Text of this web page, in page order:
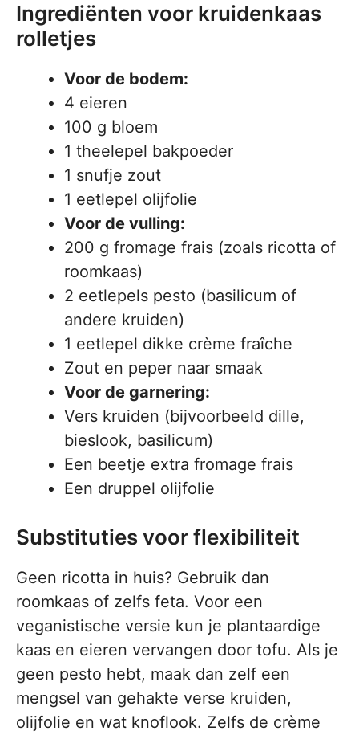
Ingrediënten voor kruidenkaas
rolletjes
Voor de bodem:
4 eieren
100 g bloem
1 theelepel bakpoeder
1 snufje zout
1 eetlepel olijfolie
Voor de vulling:
200 g fromage frais (zoals ricotta of
roomkaas)
2 eetlepels pesto (basilicum of
andere kruiden)
1 eetlepel dikke crème fraîche
Zout en peper naar smaak
Voor de garnering:
Vers kruiden (bijvoorbeeld dille,
bieslook, basilicum)
Een beetje extra fromage frais
Een druppel olijfolie
Substituties voor flexibiliteit
Geen ricotta in huis? Gebruik dan
roomkaas of zelfs feta. Voor een
veganistische versie kun je plantaardige
kaas en eieren vervangen door tofu. Als je
geen pesto hebt, maak dan zelf een
mengsel van gehakte verse kruiden,
olijfolie en wat knoflook. Zelfs de crème